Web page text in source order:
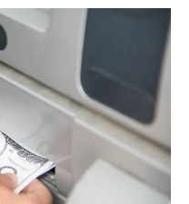
c
o
i
r
l
a
m
a
p
p